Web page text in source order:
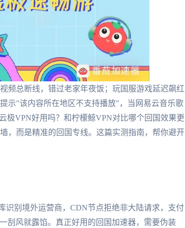
频总断线，错过老家年夜饭；玩国服游戏延迟飙红
示"该内容所在地区不支持播放"，当网易云音乐歌
极VPN好用吗？和柠檬鲸VPN对比哪个回国效果更
而是精准的回国专线。这篇实测指南，帮你避开
识别境外运营商，CDN节点拒绝非大陆请求，支付
刮风就露馅。真正好用的回国加速器，需要伪装